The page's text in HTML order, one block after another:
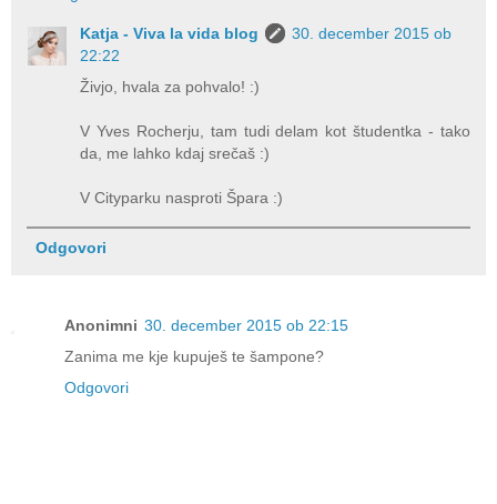
Katja - Viva la vida blog
30. december 2015 ob
22:22
Živjo, hvala za pohvalo! :)
V Yves Rocherju, tam tudi delam kot študentka - tako
da, me lahko kdaj srečaš :)
V Cityparku nasproti Špara :)
Odgovori
Anonimni 30. december 2015 ob 22:15
Zanima me kje kupuješ te šampone?
Odgovori